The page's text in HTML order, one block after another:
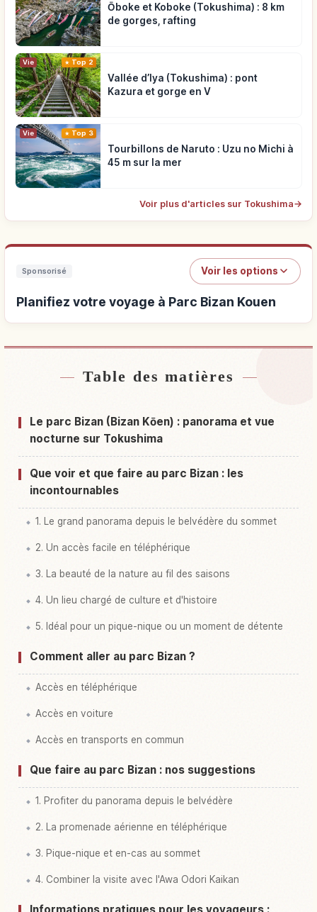
Ōboke et Koboke (Tokushima) : 8 km
de gorges, rafting
Vie Top 2
Vallée d’Iya (Tokushima) : pont
Kazura et gorge en V
Vie Top 3
Tourbillons de Naruto : Uzu no Michi à
45 m sur la mer
Voir plus d'articles sur Tokushima→
Sponsorisé Voir les options
Planifiez votre voyage à Parc Bizan Kouen
Hébergements près de Parc Bizan Kouen
Activités à Parc Bizan Kouen↗
Table des matières
Le parc Bizan (Bizan Kōen) : panorama et vue
nocturne sur Tokushima
Que voir et que faire au parc Bizan : les
incontournables
1. Le grand panorama depuis le belvédère du sommet
2. Un accès facile en téléphérique
3. La beauté de la nature au fil des saisons
4. Un lieu chargé de culture et d'histoire
5. Idéal pour un pique-nique ou un moment de détente
Comment aller au parc Bizan ?
Accès en téléphérique
Accès en voiture
Accès en transports en commun
Que faire au parc Bizan : nos suggestions
1. Profiter du panorama depuis le belvédère
2. La promenade aérienne en téléphérique
3. Pique-nique et en-cas au sommet
4. Combiner la visite avec l'Awa Odori Kaikan